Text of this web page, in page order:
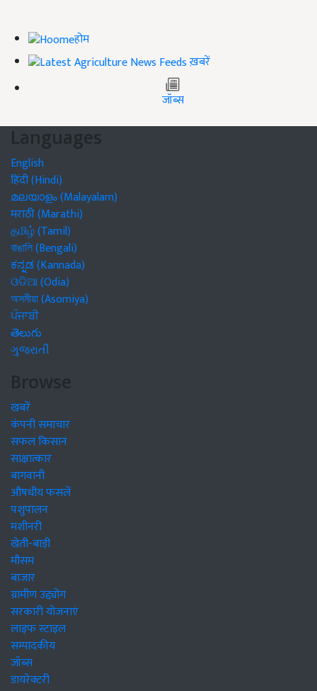
होम
ख़बरें
जॉब्स
Languages
English
हिंदी (Hindi)
മലയാളം (Malayalam)
मराठी (Marathi)
தமிழ் (Tamil)
বাঙালি (Bengali)
ಕನ್ನಡ (Kannada)
ଓଡିଆ (Odia)
অসমীয়া (Asomiya)
ਪੰਜਾਬੀ
తెలుగు
ગુજરાતી
Browse
खबरें
कंपनी समाचार
सफल किसान
साक्षात्कार
बागवानी
औषधीय फसलें
पशुपालन
मशीनरी
खेती-बाड़ी
मौसम
बाजार
ग्रामीण उद्द्योग
सरकारी योजनाएं
लाइफ स्टाइल
सम्पादकीय
जॉब्स
डायरेक्टरी